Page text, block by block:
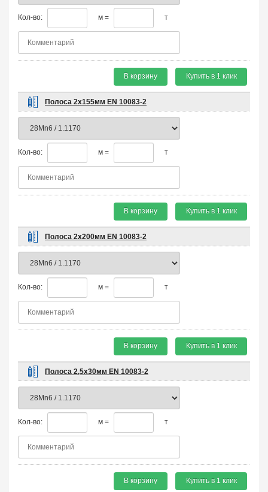
Кол-во: м = т
В корзину Купить в 1 клик
Полоса 2х155мм EN 10083-2
Кол-во: м = т
В корзину Купить в 1 клик
Полоса 2х200мм EN 10083-2
Кол-во: м = т
В корзину Купить в 1 клик
Полоса 2,5х30мм EN 10083-2
Кол-во: м = т
В корзину Купить в 1 клик